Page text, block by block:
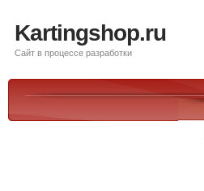
Kartingshop.ru
Сайт в процессе разработки